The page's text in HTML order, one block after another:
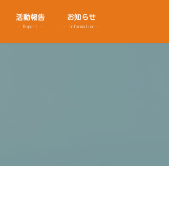
活動報告
– Report –
お知らせ
– Information –